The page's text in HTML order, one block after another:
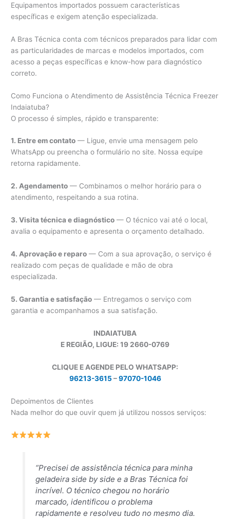
Equipamentos importados possuem características
específicas e exigem atenção especializada.
A Bras Técnica conta com técnicos preparados para lidar com
as particularidades de marcas e modelos importados, com
acesso a peças específicas e know-how para diagnóstico
correto.
Como Funciona o Atendimento de Assistência Técnica Freezer
Indaiatuba?
O processo é simples, rápido e transparente:
1. Entre em contato — Ligue, envie uma mensagem pelo
WhatsApp ou preencha o formulário no site. Nossa equipe
retorna rapidamente.
2. Agendamento — Combinamos o melhor horário para o
atendimento, respeitando a sua rotina.
3. Visita técnica e diagnóstico — O técnico vai até o local,
avalia o equipamento e apresenta o orçamento detalhado.
4. Aprovação e reparo — Com a sua aprovação, o serviço é
realizado com peças de qualidade e mão de obra
especializada.
5. Garantia e satisfação — Entregamos o serviço com
garantia e acompanhamos a sua satisfação.
INDAIATUBA
E REGIÃO, LIGUE: 19 2660-0769
CLIQUE E AGENDE PELO WHATSAPP:
96213-3615 –97070-1046
Depoimentos de Clientes
Nada melhor do que ouvir quem já utilizou nossos serviços:
“Precisei de assistência técnica para minha
geladeira side by side e a Bras Técnica foi
incrível. O técnico chegou no horário
marcado, identificou o problema
rapidamente e resolveu tudo no mesmo dia.